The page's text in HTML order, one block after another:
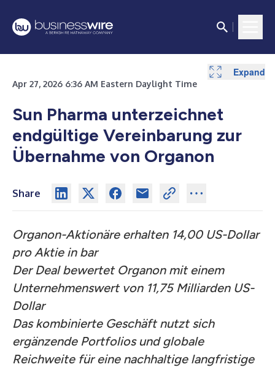
Apr 27, 2026 6:36 AM Eastern Daylight Time
Sun Pharma unterzeichnet
endgültige Vereinbarung zur
Übernahme von Organon
Share
Organon-Aktionäre erhalten 14,00 US-Dollar
pro Aktie in bar
Der Deal bewertet Organon mit einem
Unternehmenswert von 11,75 Milliarden US-
Dollar
Das kombinierte Geschäft nutzt sich
ergänzende Portfolios und globale
Reichweite für eine nachhaltige langfristige
Expand